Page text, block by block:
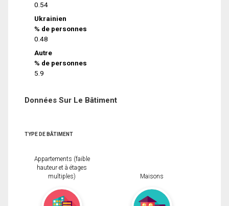
0.54
Ukrainien
% de personnes
0.48
Autre
% de personnes
5.9
Données Sur Le Bâtiment
TYPE DE BÂTIMENT
Appartements (faible
hauteur et à étages
multiples)
Maisons